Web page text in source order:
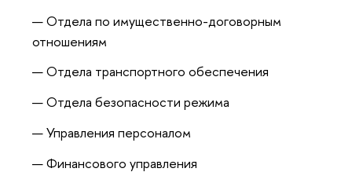
Отдела по имущественно-договорным
отношениям
Отдела транспортного обеспечения
Отдела безопасности режима
Управления персоналом
Финансового управления